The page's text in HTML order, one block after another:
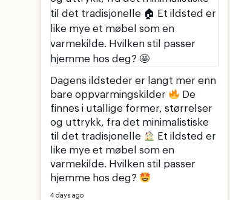
Dagens ildsteder er langt mer enn
bare oppvarmingskilder
De
finnes i utallige former, størrelser
og uttrykk, fra det minimalistiske
til det tradisjonelle
Et ildsted er
like mye et møbel som en
varmekilde. Hvilken stil passer
hjemme hos deg?
4 days ago